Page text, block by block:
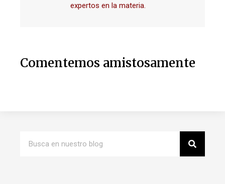
expertos en la materia.
Comentemos amistosamente